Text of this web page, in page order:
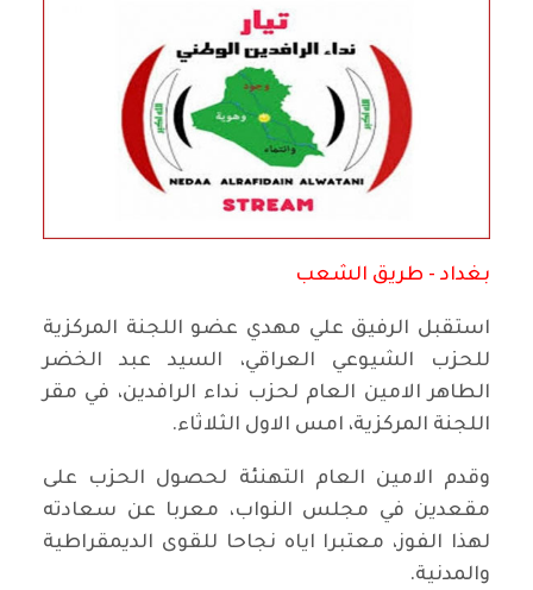
بغداد - طريق الشعب
استقبل الرفيق علي مهدي عضو اللجنة المركزية
للحزب الشيوعي العراقي، السيد عبد الخضر
الطاهر الامين العام لحزب نداء الرافدين، في مقر
اللجنة المركزية، امس الاول الثلاثاء.
وقدم الامين العام التهنئة لحصول الحزب على
مقعدين في مجلس النواب، معربا عن سعادته
لهذا الفوز، معتبرا اياه نجاحا للقوى الديمقراطية
والمدنية.